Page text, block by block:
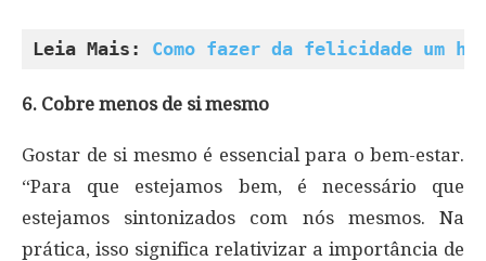
Leia Mais: Como fazer da felicidade um
6. Cobre menos de si mesmo
Gostar de si mesmo é essencial para o bem-estar.
“Para que estejamos bem, é necessário que
estejamos sintonizados com nós mesmos. Na
prática, isso significa relativizar a importância de